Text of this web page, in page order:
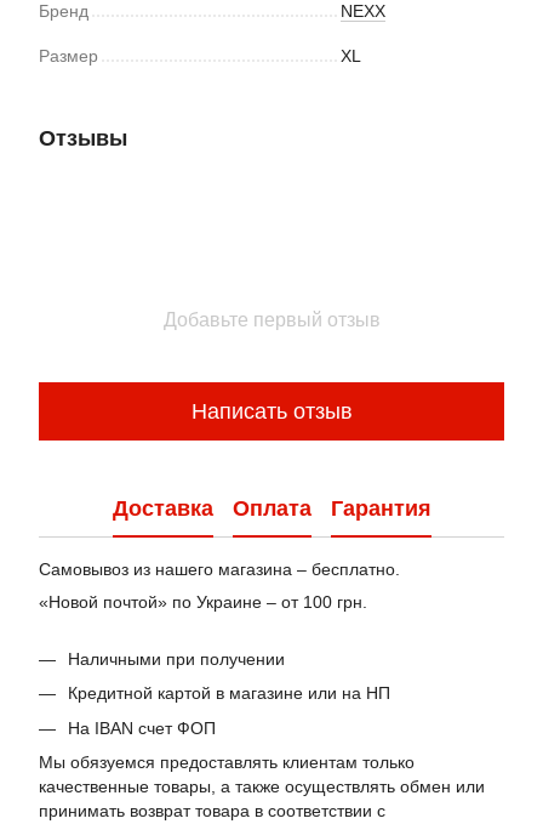
Бренд NEXX
Размер XL
Отзывы
Добавьте первый отзыв
Написать отзыв
Доставка Оплата Гарантия
Самовывоз из нашего магазина – бесплатно.
«Новой почтой» по Украине – от 100 грн.
Наличными при получении
Кредитной картой в магазине или на НП
На IBAN счет ФОП
Мы обязуемся предоставлять клиентам только
качественные товары, а также осуществлять обмен или
принимать возврат товара в соответствии с